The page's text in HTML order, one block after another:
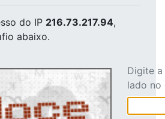
do IP 216.73.217.94,
abaixo.
Digite
lado no